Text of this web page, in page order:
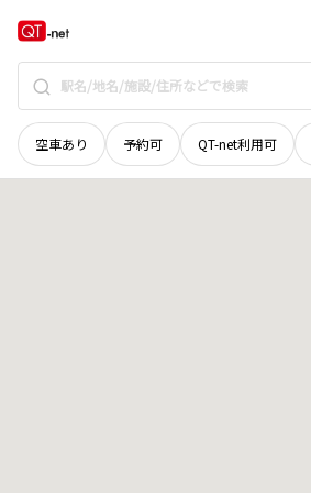
空車あり 予約可 QT-net利用可
鳥取県